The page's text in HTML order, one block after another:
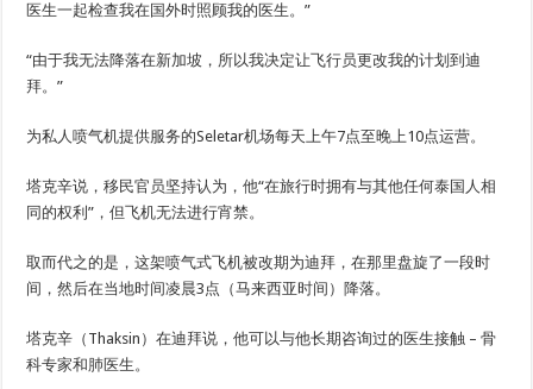
医生一起检查我在国外时照顾我的医生。”
“由于我无法降落在新加坡，所以我决定让飞行员更改我的计划到迪
拜。”
为私人喷气机提供服务的Seletar机场每天上午7点至晚上10点运营。
塔克辛说，移民官员坚持认为，他“在旅行时拥有与其他任何泰国人相
同的权利”，但飞机无法进行宵禁。
取而代之的是，这架喷气式飞机被改期为迪拜，在那里盘旋了一段时
间，然后在当地时间凌晨3点（马来西亚时间）降落。
塔克辛（Thaksin）在迪拜说，他可以与他长期咨询过的医生接触 – 骨
科专家和肺医生。